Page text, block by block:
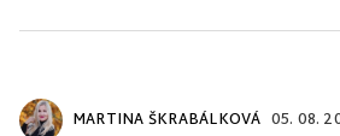
MARTINA ŠKRABÁLKOVÁ 05. 08.